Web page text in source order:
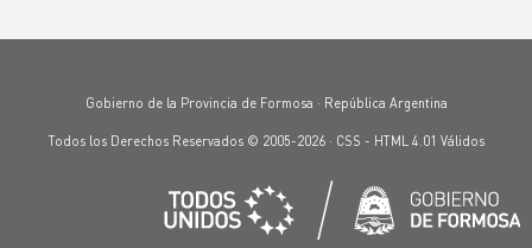
Gobierno de la Provincia de Formosa · República Argentina
Todos los Derechos Reservados © 2005-2026 · CSS - HTML 4.01 Válidos